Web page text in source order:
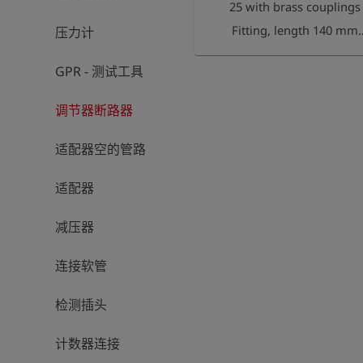
压力计
GPR - 测试工具
调节器断路器
适配器空的管路
适配器
减压器
连接软管
检测插头
计数器连接
25 with brass couplings
Fitting, length 140 mm
with external thread 1 1/